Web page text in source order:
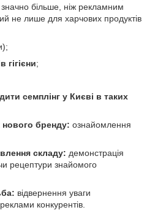
значно більше, ніж рекламним
не лише для харчових продуктів
гігієни;
семплінг у Києві в таких
бренду: ознайомлення
складу: демонстрація
рецептури знайомого
відвернення уваги
конкурентів.